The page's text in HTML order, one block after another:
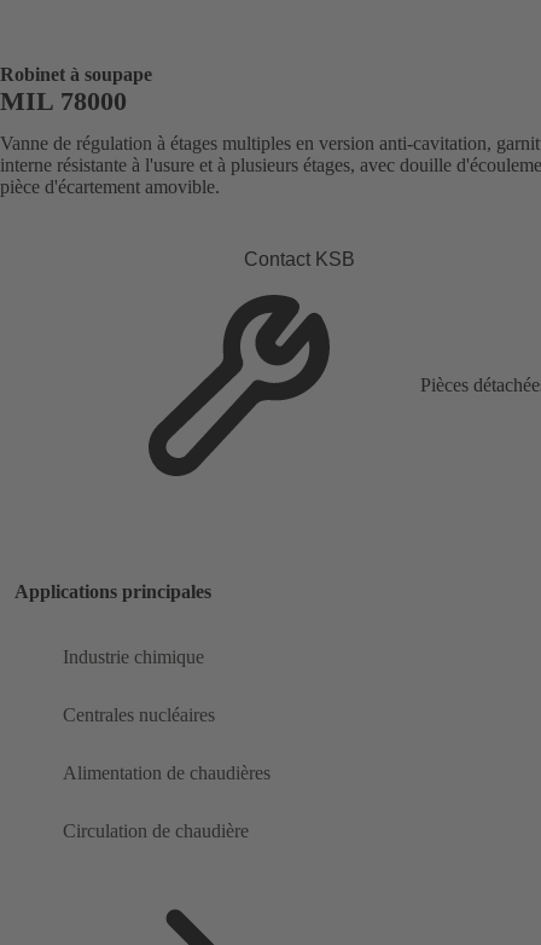
Robinet à soupape
MIL 78000
Vanne de régulation à étages multiples en version anti-cavitation,
interne résistante à l'usure et à plusieurs étages, avec douille
pièce d'écartement amovible.
Contact KSB
Pièces
Applications principales
Industrie chimique
Centrales nucléaires
Alimentation de chaudières
Circulation de chaudière